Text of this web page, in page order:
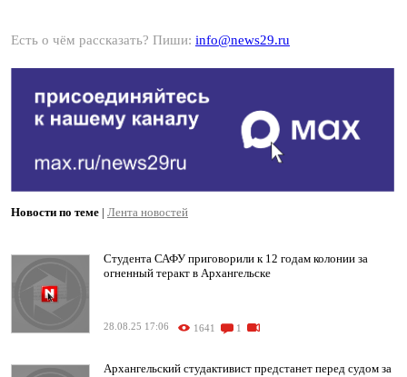
Есть о чём рассказать? Пиши: info@news29.ru
Новости по теме | Лента новостей
Студента САФУ приговорили к 12 годам колонии за
огненный теракт в Архангельске
28.08.25 17:06 1641 1
Архангельский студактивист предстанет перед судом за